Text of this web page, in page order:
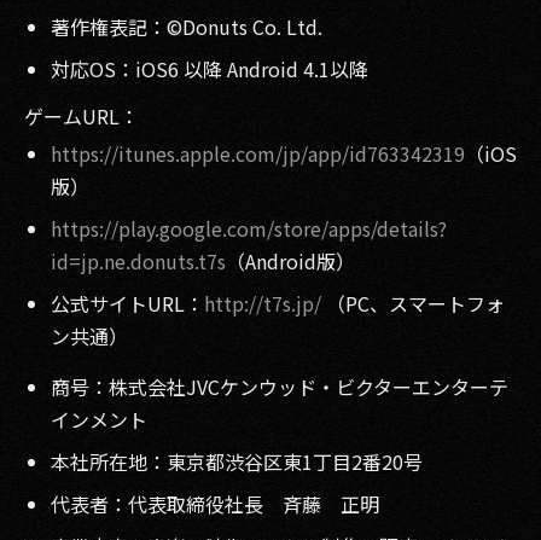
著作権表記：©Donuts Co. Ltd.
対応OS：iOS6 以降 Android 4.1以降
ゲームURL：
https://itunes.apple.com/jp/app/id763342319 （iOS
版）
https://play.google.com/store/apps/details?
id=jp.ne.donuts.t7s （Android版）
公式サイトURL： http://t7s.jp/ （PC、スマートフォ
ン共通）
商号：株式会社JVCケンウッド・ビクターエンターテ
インメント
本社所在地：東京都渋谷区東1丁目2番20号
代表者：代表取締役社長 斉藤 正明